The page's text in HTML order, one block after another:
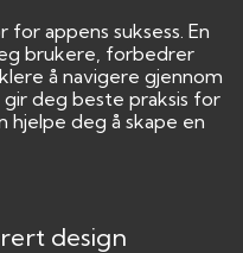
appens suksess. En
brukere, forbedrer
å navigere gjennom
deg beste praksis for
hjelpe deg å skape en
design